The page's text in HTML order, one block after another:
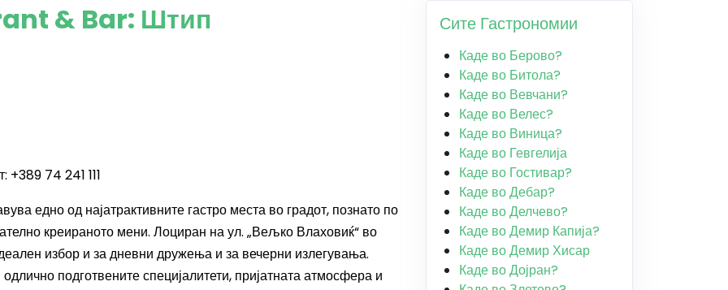
& Bar: Штип
74 241 111
едно од најатрактивните гастро места во градот, познато по
креираното мени. Лоциран на ул. „Вељко Влаховиќ“ во
избор и за дневни дружења и за вечерни излегувања.
подготвените специјалитети, пријатната атмосфера и
Сите Гастрономии
Каде во Берово?
Каде во Битола?
Каде во Вевчани?
Каде во Велес?
Каде во Виница?
Каде во Гевгелија
Каде во Гостивар?
Каде во Дебар?
Каде во Делчево?
Каде во Демир Капија?
Каде во Демир Хисар
Каде во Дојран?